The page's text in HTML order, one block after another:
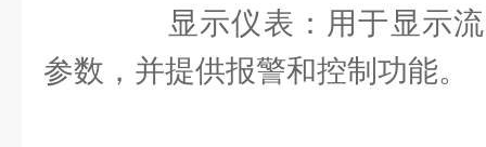
显示仪表：用于显示流
参数，并提供报警和控制功能。